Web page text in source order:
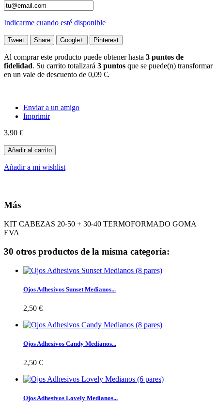
Indicarme cuando esté disponible
Tweet Share Google+ Pinterest
Al comprar este producto puede obtener hasta 3 puntos de
fidelidad. Su carrito totalizará 3 puntos que se puede(n) transformar
en un vale de descuento de 0,09 €.
Enviar a un amigo
Imprimir
3,90 €
Añadir al carrito
Añadir a mi wishlist
Más
KIT CABEZAS 20-50 + 30-40 TERMOFORMADO GOMA
EVA
30 otros productos de la misma categoría:
Ojos Adhesivos Sunset Medianos...
2,50 €
Ojos Adhesivos Candy Medianos...
2,50 €
Ojos Adhesivos Lovely Medianos...